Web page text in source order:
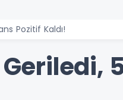
Pozitif Kaldı!